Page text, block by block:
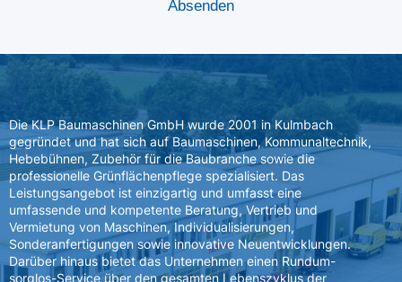
Die KLP Baumaschinen GmbH wurde 2001 in Kulmbach
gegründet und hat sich auf Baumaschinen, Kommunaltechnik,
Hebebühnen, Zubehör für die Baubranche sowie die
professionelle Grünflächenpflege spezialisiert. Das
Leistungsangebot ist einzigartig und umfasst eine
umfassende und kompetente Beratung, Vertrieb und
Vermietung von Maschinen, Individualisierungen,
Sonderanfertigungen sowie innovative Neuentwicklungen.
Darüber hinaus bietet das Unternehmen einen Rundum-
sorglos-Service über den gesamten Lebenszyklus der